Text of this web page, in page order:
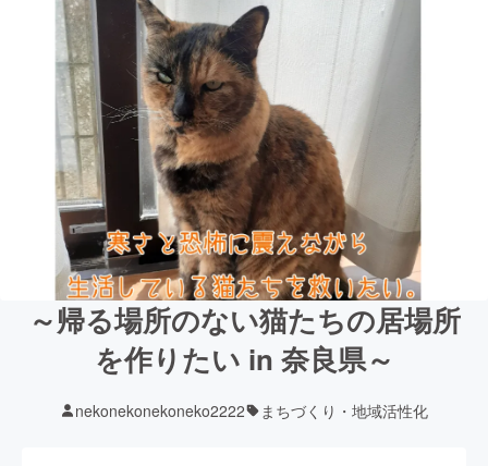
～帰る場所のない猫たちの居場所
を作りたい in 奈良県～
nekonekonekoneko2222 まちづくり・地域活性化